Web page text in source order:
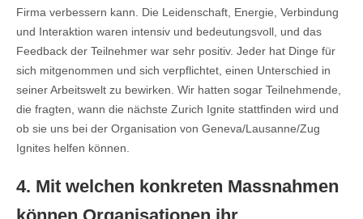
Firma verbessern kann. Die Leidenschaft, Energie, Verbindung
und Interaktion waren intensiv und bedeutungsvoll, und das
Feedback der Teilnehmer war sehr positiv. Jeder hat Dinge für
sich mitgenommen und sich verpflichtet, einen Unterschied in
seiner Arbeitswelt zu bewirken. Wir hatten sogar Teilnehmende,
die fragten, wann die nächste Zurich Ignite stattfinden wird und
ob sie uns bei der Organisation von Geneva/Lausanne/Zug
Ignites helfen können.
4. Mit welchen konkreten Massnahmen